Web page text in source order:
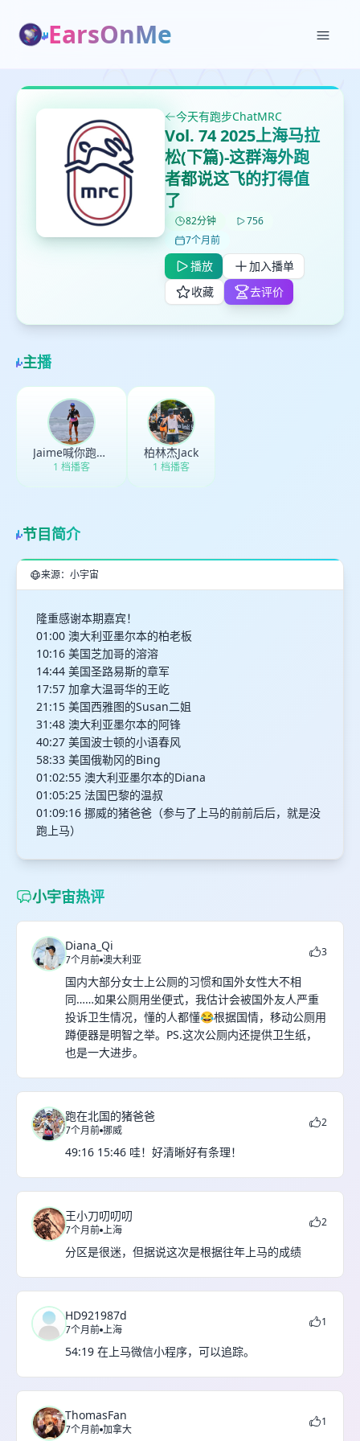
EarsOnMe
今天有跑步ChatMRC
Vol. 74 2025上海马拉
松(下篇)-这群海外跑
者都说这飞的打得值
了
82分钟
756
7个月前
播放
加入播单
收藏
去评价
主播
Jaime喊你跑步了
1 档播客
柏林杰Jack
1 档播客
节目简介
来源：小宇宙
隆重感谢本期嘉宾！
01:00 澳大利亚墨尔本的柏老板
10:16 美国芝加哥的溶溶
14:44 美国圣路易斯的章军
17:57 加拿大温哥华的王屹
21:15 美国西雅图的Susan二姐
31:48 澳大利亚墨尔本的阿锋
40:27 美国波士顿的小语春风
58:33 美国俄勒冈的Bing
01:02:55 澳大利亚墨尔本的Diana
01:05:25 法国巴黎的温叔
01:09:16 挪威的猪爸爸（参与了上马的前前后后，就是没
跑上马）
小宇宙热评
Diana_Qi
7个月前 澳大利亚
3
国内大部分女士上公厕的习惯和国外女性大不相
同……如果公厕用坐便式，我估计会被国外友人严重
投诉卫生情况，懂的人都懂😂根据国情，移动公厕用
蹲便器是明智之举。PS.这次公厕内还提供卫生纸，
也是一大进步。
跑在北国的猪爸爸
7个月前 挪威
2
49:16 15:46 哇！好清晰好有条理！
王小刀叨叨叨
7个月前 上海
2
分区是很迷，但据说这次是根据往年上马的成绩
HD921987d
7个月前 上海
1
54:19 在上马微信小程序，可以追踪。
ThomasFan
7个月前 加拿大
1
打分
鼠标下留人
删除确认
取消 确认删除
创建